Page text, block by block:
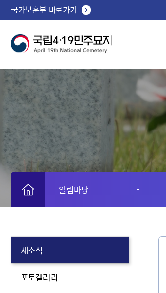
국가보훈부 바로가기
알림마당
새소식
포토갤러리